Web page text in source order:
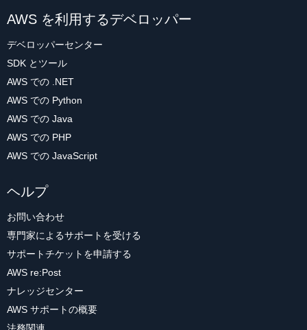
AWS を利用するデベロッパー
デベロッパーセンター
SDK とツール
AWS での .NET
AWS での Python
AWS での Java
AWS での PHP
AWS での JavaScript
ヘルプ
お問い合わせ
専門家によるサポートを受ける
サポートチケットを申請する
AWS re:Post
ナレッジセンター
AWS サポートの概要